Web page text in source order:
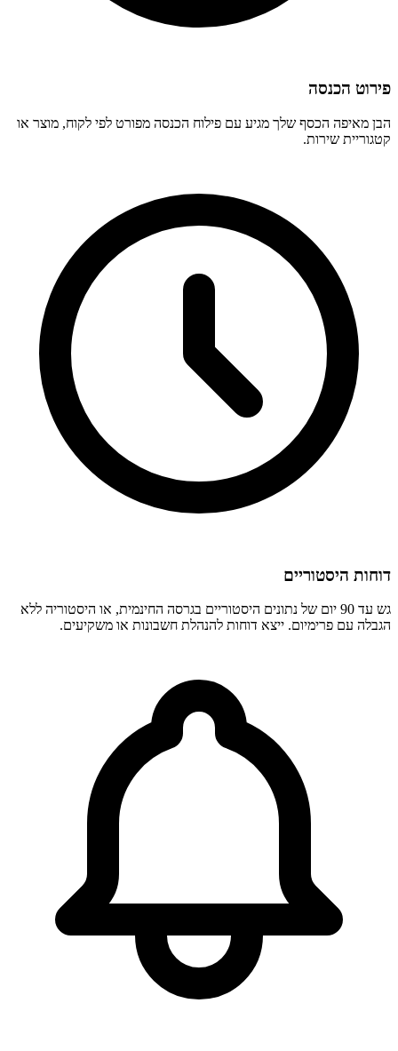
פירוט הכנסה
הבן מאיפה הכסף שלך מגיע עם פילוח הכנסה מפורט לפי לקוח, מוצר או
קטגוריית שירות.
דוחות היסטוריים
גש עד 90 יום של נתונים היסטוריים בגרסה החינמית, או היסטוריה ללא
הגבלה עם פרימיום. ייצא דוחות להנהלת חשבונות או משקיעים.